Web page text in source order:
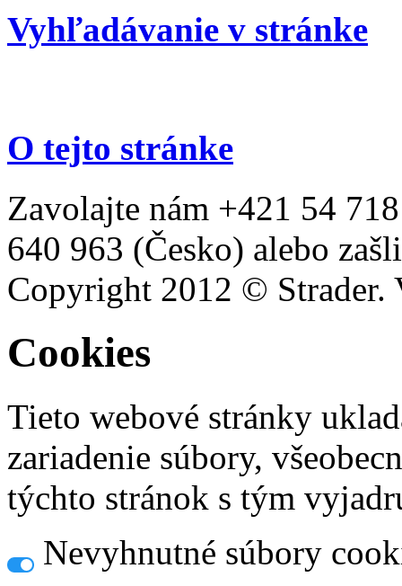
Vyhľadávanie v stránke
O tejto stránke
Zavolajte nám +421 54
640 963 (Česko) alebo
Copyright 2012 © Strader.
Cookies
Tieto webové stránky
zariadenie súbory,
týchto stránok s tým
Nevyhnutné súbory